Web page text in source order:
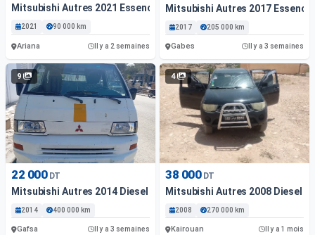
Mitsubishi Autres 2021 Essence
2021 90 000 km
Ariana Il y a 2 semaines
Mitsubishi Autres 2017 Essence
2017 205 000 km
Gabes Il y a 3 semaines
9
22 000 DT
Mitsubishi Autres 2014 Diesel
2014 400 000 km
Gafsa Il y a 3 semaines
4
38 000 DT
Mitsubishi Autres 2008 Diesel
2008 270 000 km
Kairouan Il y a 1 mois